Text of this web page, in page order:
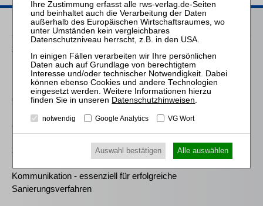
Passende Seminare
25.08.2026
Praktiker-Webinar Vom Listenplatz zur Zulassung – Das neue
Berufsrecht der Insolvenzverwalter
09.11.2026
Frankfurt: Zertifizierte/r Sachbearbeiter:in Lohn und Gehalt in
der Insolvenz
25.11.2026
Kommunikation - essenziell für erfolgreiche
Sanierungsverfahren
Datenschutzhinweisen.
notwendig Google Analytics VG Wort
Auswahl bestätigen Alle auswählen